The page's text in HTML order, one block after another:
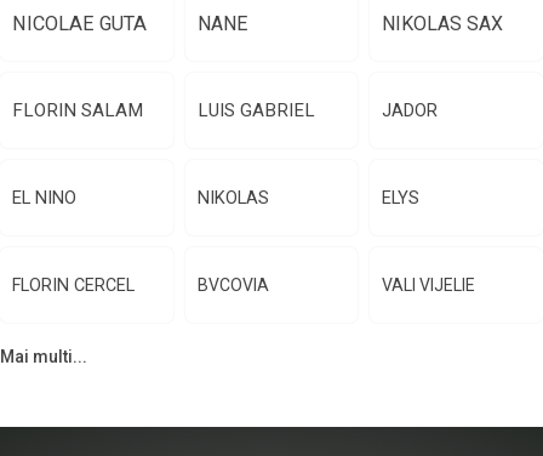
NICOLAE GUTA NANE NIKOLAS SAX
FLORIN SALAM LUIS GABRIEL JADOR
EL NINO NIKOLAS ELYS
FLORIN CERCEL BVCOVIA VALI VIJELIE
Mai multi...